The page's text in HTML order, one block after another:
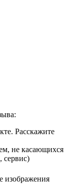
Расскажите
не касающихся
сервис)
изображения